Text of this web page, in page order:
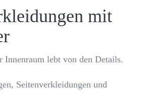
mit
Innenraum lebt von den Details.
Seitenverkleidungen und